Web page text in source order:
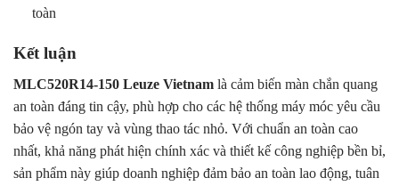
toàn
Kết luận
MLC520R14-150 Leuze Vietnam là cảm biến màn chắn quang
an toàn đáng tin cậy, phù hợp cho các hệ thống máy móc yêu cầu
bảo vệ ngón tay và vùng thao tác nhỏ. Với chuẩn an toàn cao
nhất, khả năng phát hiện chính xác và thiết kế công nghiệp bền bỉ,
sản phẩm này giúp doanh nghiệp đảm bảo an toàn lao động, tuân